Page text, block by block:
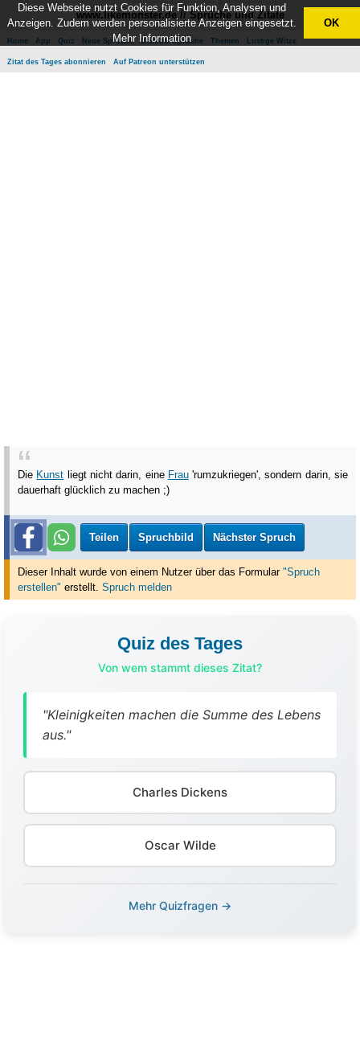
www.likemonster.de // Sprüche und Zitate
Home App Quiz Neue Sprüche Beliebte Sprüche Themen Lustige Witze
Zitat des Tages abonnieren Auf Patreon unterstützen
Die Kunst liegt nicht darin, eine Frau'rumzukriegen', sondern darin, sie
dauerhaft glücklich zu machen ;)
Teilen Spruchbild Nächster Spruch
Dieser Inhalt wurde von einem Nutzer über das Formular "Spruch
erstellen" erstellt. Spruch melden
Quiz des Tages
Von wem stammt dieses Zitat?
"Kleinigkeiten machen die Summe des Lebens
aus."
Charles Dickens
Oscar Wilde
Mehr Quizfragen →
Diese Webseite nutzt Cookies für Funktion, Analysen und
Anzeigen. Zudem werden personalisierte Anzeigen eingesetzt.
Mehr Information
OK